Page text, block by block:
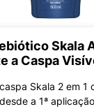
Skala
a Caspa
Skala 2 em 1
a 1ª